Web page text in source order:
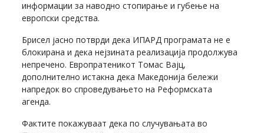
информации за наводно стопирање и губење на
европски средства.
Брисел јасно потврди дека ИПАРД програмата не е
блокирана и дека нејзината реализација продолжува
непречено. Европратеникот Томас Вајц,
дополнително истакна дека Македонија бележи
напредок во спроведувањето на Реформската
агенда.
Фактите покажуваат дека по случувањата во